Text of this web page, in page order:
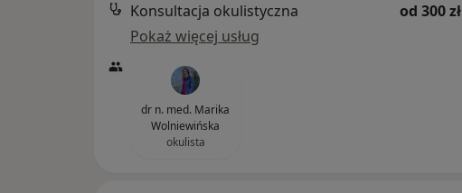
Konsultacja okulistyczna
od 300 zł
Pokaż więcej usług
dr n. med. Marika
Wolniewińska
okulista